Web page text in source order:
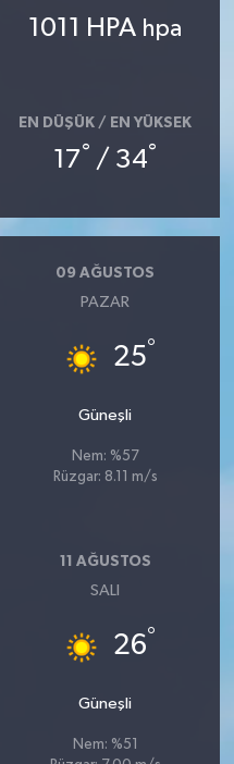
1011 HPA hpa
EN DÜŞÜK / EN YÜKSEK
17° / 34°
09 AĞUSTOS
PAZAR
25°
Güneşli
Nem: %57
Rüzgar: 8.11 m/s
11 AĞUSTOS
SALI
26°
Güneşli
Nem: %51